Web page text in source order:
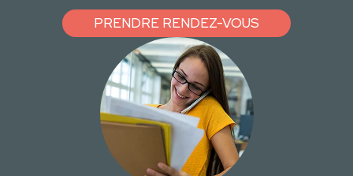
PRENDRE RENDEZ-VOUS